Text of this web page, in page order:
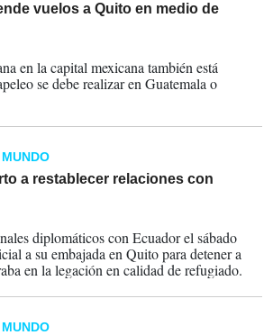
vuelos a Quito en medio de
en la capital mexicana también está
se debe realizar en Guatemala o
a restablecer relaciones con
diplomáticos con Ecuador el sábado
a su embajada en Quito para detener a
en la legación en calidad de refugiado.